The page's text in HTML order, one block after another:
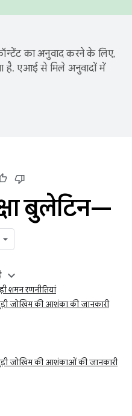
का अनुवाद करने के लिए,
है. एआई से मिले अनुवादों में
बुलेटिन—
शमन रणनीतियां
जोखिम की आशंका की जानकारी
जोखिम की आशंकाओं की जानकारी